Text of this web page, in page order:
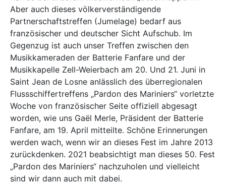
Aber auch dieses völkerverständigende
Partnerschaftstreffen (Jumelage) bedarf aus
französischer und deutscher Sicht Aufschub. Im
Gegenzug ist auch unser Treffen zwischen den
Musikkameraden der Batterie Fanfare und der
Musikkapelle Zell-Weierbach am 20. Und 21. Juni in
Saint Jean de Losne anlässlich des überregionalen
Flussschiffertreffens „Pardon des Mariniers“ vorletzte
Woche von französischer Seite offiziell abgesagt
worden, wie uns Gaël Merle, Präsident der Batterie
Fanfare, am 19. April mitteilte. Schöne Erinnerungen
werden wach, wenn wir an dieses Fest im Jahre 2013
zurückdenken. 2021 beabsichtigt man dieses 50. Fest
„Pardon des Mariniers“ nachzuholen und vielleicht
sind wir dann auch mit dabei.